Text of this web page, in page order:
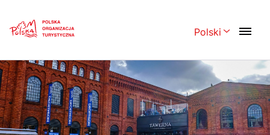
Polski
Polski English
Česká 中国
Dansk Deutsch